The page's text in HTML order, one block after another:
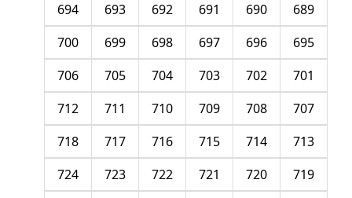
689
690
691
692
693
694
695
696
697
698
699
700
701
702
703
704
705
706
707
708
709
710
711
712
713
714
715
716
717
718
719
720
721
722
723
724